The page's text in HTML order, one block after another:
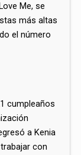
Me, se
más altas
el número
cumpleaños
a Kenia
con